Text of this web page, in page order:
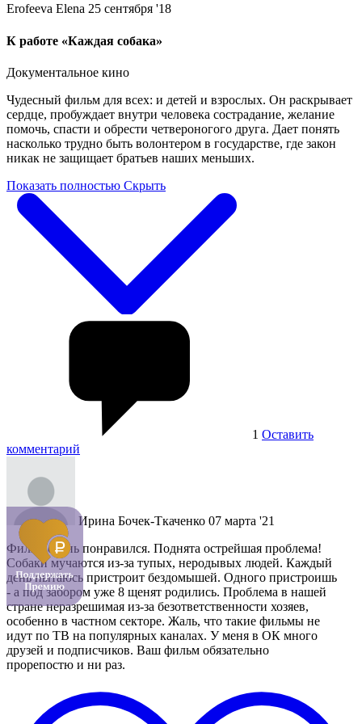
Erofeeva Elena 25 сентября '18
К работе «Каждая собака»
Документальное кино
Чудесный фильм для всех: и детей и взрослых. Он раскрывает
сердце, пробуждает внутри человека сострадание, желание
помочь, спасти и обрести четвероногого друга. Дает понять
насколько трудно быть волонтером в государстве, где закон
никак не защищает братьев наших меньших.
Показать полностью Скрыть
1 Оставить
комментарий
Ирина Бочек-Ткаченко 07 марта '21
Фильм очень понравился. Поднята острейшая проблема!
Собаки мучаются из-за тупых, неродывых людей. Каждый
день пытаюсь пристроит бездомышей. Одного пристроишь
- а под забором уже 8 щенят родились. Проблема в нашей
стране неразрешимая из-за безответственности хозяев,
особенно в частном секторе. Жаль, что такие фильмы не
идут по ТВ на популярных каналах. У меня в ОК много
друзей и подписчиков. Ваш фильм обязательно
прорепостю и ни раз.